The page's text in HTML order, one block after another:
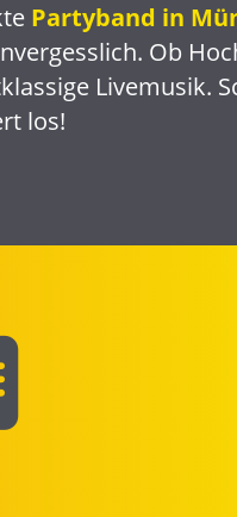
Partyband in
Ob
Livemusik.
los!